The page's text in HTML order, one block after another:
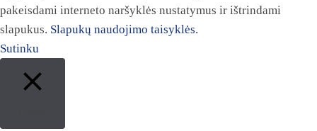
pakeisdami interneto naršyklės nustatymus ir ištrindami
slapukus. Slapukų naudojimo taisyklės.
Sutinku